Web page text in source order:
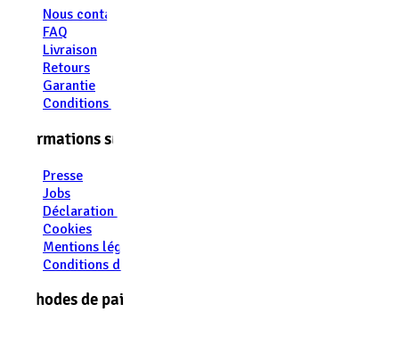
Nous contacter
FAQ
Livraison
Retours
Garantie
Conditions De Vente
Informations sur l'entreprise
Presse
Jobs
Déclaration de confidentialité
Cookies
Mentions légales
Conditions d'utilisation
Méthodes de paiement